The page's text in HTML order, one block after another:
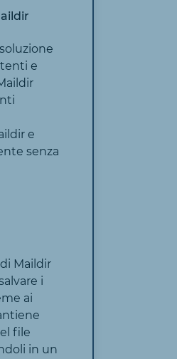
e
e
senza
Maildir
i
ai
file
in un